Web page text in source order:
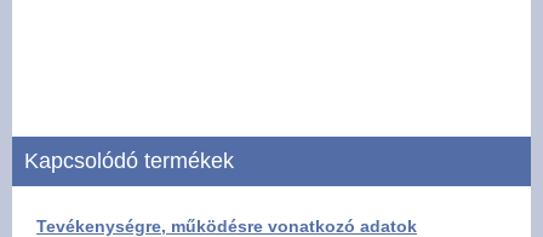
Közérdekű adatok -
Kapcsolódó termékek
Tevékenységre, működésre vonatkozó adatok